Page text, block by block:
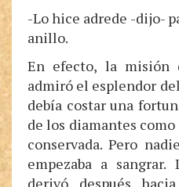
-Lo hice adrede -dijo-
anillo.
En efecto, la misión
admiró el esplendor
debía costar una
de los diamantes
conservada. Pero
empezaba a
derivó después